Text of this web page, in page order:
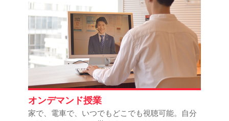
オンデマンド授業
家で、電車で、いつでもどこでも視聴可能。自分